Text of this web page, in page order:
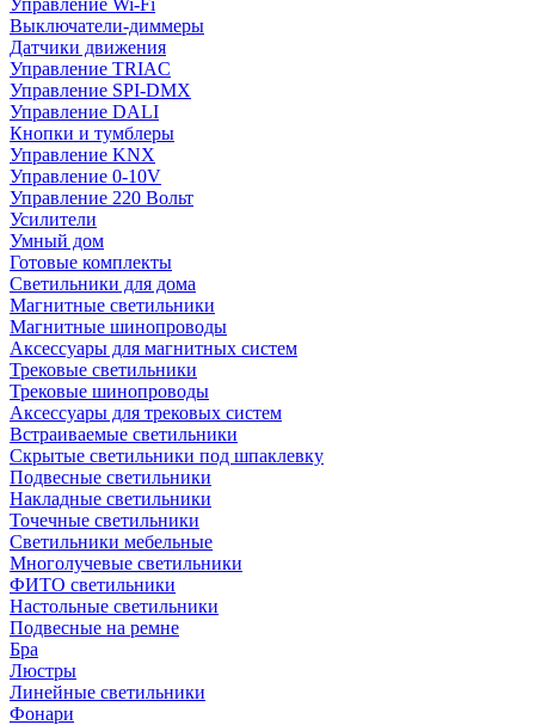
Управление Wi-Fi
Выключатели-диммеры
Датчики движения
Управление TRIAC
Управление SPI-DMX
Управление DALI
Кнопки и тумблеры
Управление KNX
Управление 0-10V
Управление 220 Вольт
Усилители
Умный дом
Готовые комплекты
Светильники для дома
Магнитные светильники
Магнитные шинопроводы
Аксессуары для магнитных систем
Трековые светильники
Трековые шинопроводы
Аксессуары для трековых систем
Встраиваемые светильники
Скрытые светильники под шпаклевку
Подвесные светильники
Накладные светильники
Точечные светильники
Светильники мебельные
Многолучевые светильники
ФИТО светильники
Настольные светильники
Подвесные на ремне
Бра
Люстры
Линейные светильники
Фонари